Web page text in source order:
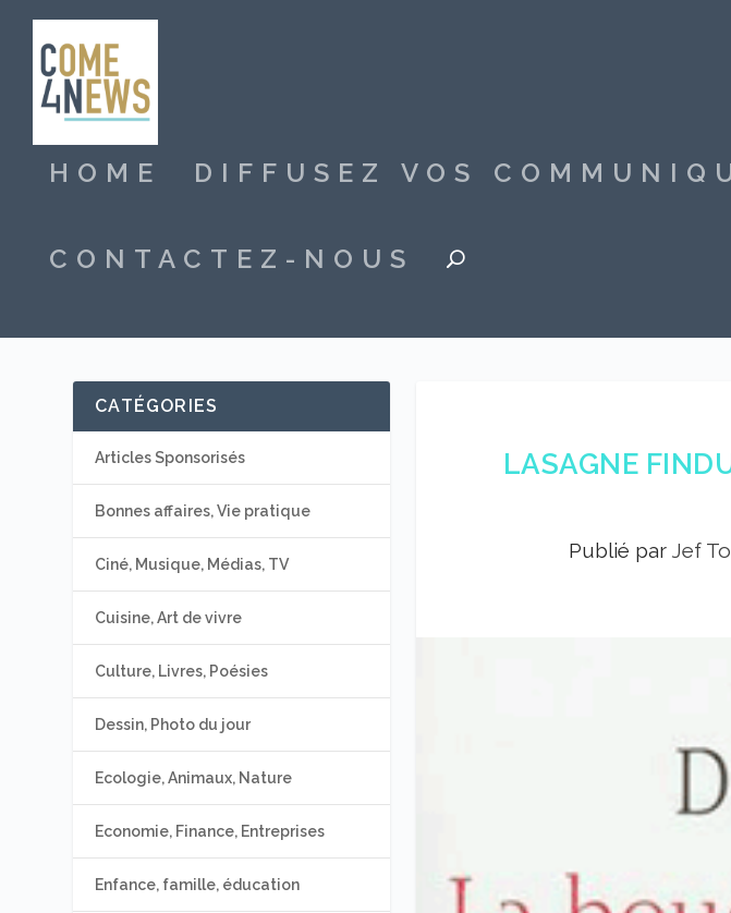
HOME DIFFUSEZ VOS
CONTACTEZ-NOUS
LASAGNE
Publié par Jef
CATÉGORIES
Articles Sponsorisés
Bonnes affaires, Vie pratique
Ciné, Musique, Médias, TV
Cuisine, Art de vivre
Culture, Livres, Poésies
Dessin, Photo du jour
Ecologie, Animaux, Nature
Economie, Finance, Entreprises
Enfance, famille, éducation